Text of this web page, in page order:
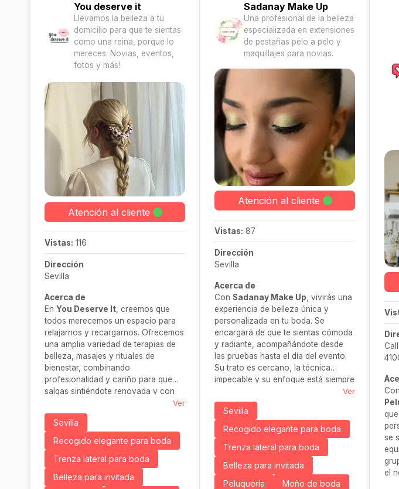
You deserve it
Llevamos la belleza a tu
domicilio para que te sientas
como una reina, porque lo
mereces. Novias, eventos,
fotos y más!
Atención al cliente
Vistas: 116
Dirección
Sevilla
Acerca de
En You Deserve It , creemos que
todos merecemos un espacio para
relajarnos y recargarnos. Ofrecemos
una amplia variedad de terapias de
belleza, masajes y rituales de
bienestar, combinando
profesionalidad y cariño para que
salgas sintiéndote renovada y con
Ver
Sevilla
Recogido elegante para boda
Trenza lateral para boda
Belleza para invitada
Sadanay Make Up
Una profesional de la belleza
especializada en extensiones
de pestañas pelo a pelo y
maquillajes para novias.
Atención al cliente
Vistas: 87
Dirección
Sevilla
Acerca de
Con Sadanay Make Up , vivirás una
experiencia de belleza única y
personalizada en tu boda. Se
encargará de que te sientas cómoda
y radiante, acompañándote desde
las pruebas hasta el día del evento.
Su trato es cercano, la técnica
impecable y su enfoque está siempre
en que resaltes de forma natural y
elegante
Ver
Sevilla
Recogido elegante para boda
Trenza lateral para boda
Belleza para invitada
Peluquería
Moño de boda
se
el